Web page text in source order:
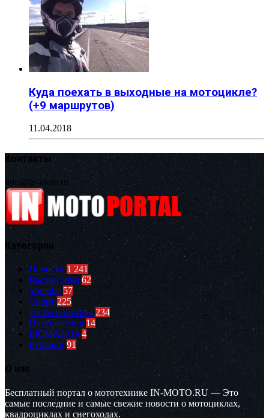
Куда поехать в выходные на мотоцикле?
(+9 маршрутов)
11.04.2018
Контакты
info@in-moto.ru
Категории
Новости 1 241
Кастом зона 62
Youtube 57
Спорт 225
Тесты и обзоры 234
Путешествия 14
EICMA2019 4
Рубрики 91
О нас
Бесплатный портал о мототехнике IN-MOTO.RU — Это
самые последние и самые свежие новости о мотоциклах,
квадроциклах и снегоходах.